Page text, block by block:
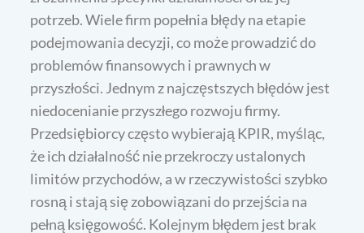
potrzeb. Wiele firm popełnia błędy na etapie
podejmowania decyzji, co może prowadzić do
problemów finansowych i prawnych w
przyszłości. Jednym z najczęstszych błędów jest
niedocenianie przyszłego rozwoju firmy.
Przedsiębiorcy często wybierają KPIR, myśląc,
że ich działalność nie przekroczy ustalonych
limitów przychodów, a w rzeczywistości szybko
rosną i stają się zobowiązani do przejścia na
pełną księgowość. Kolejnym błędem jest brak